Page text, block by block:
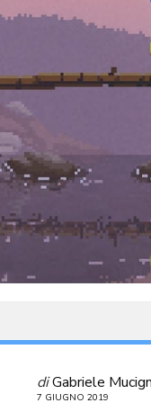
diGabriele
7 GIUGNO 2019